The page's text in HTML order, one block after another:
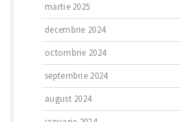
martie 2025
decembrie 2024
octombrie 2024
septembrie 2024
august 2024